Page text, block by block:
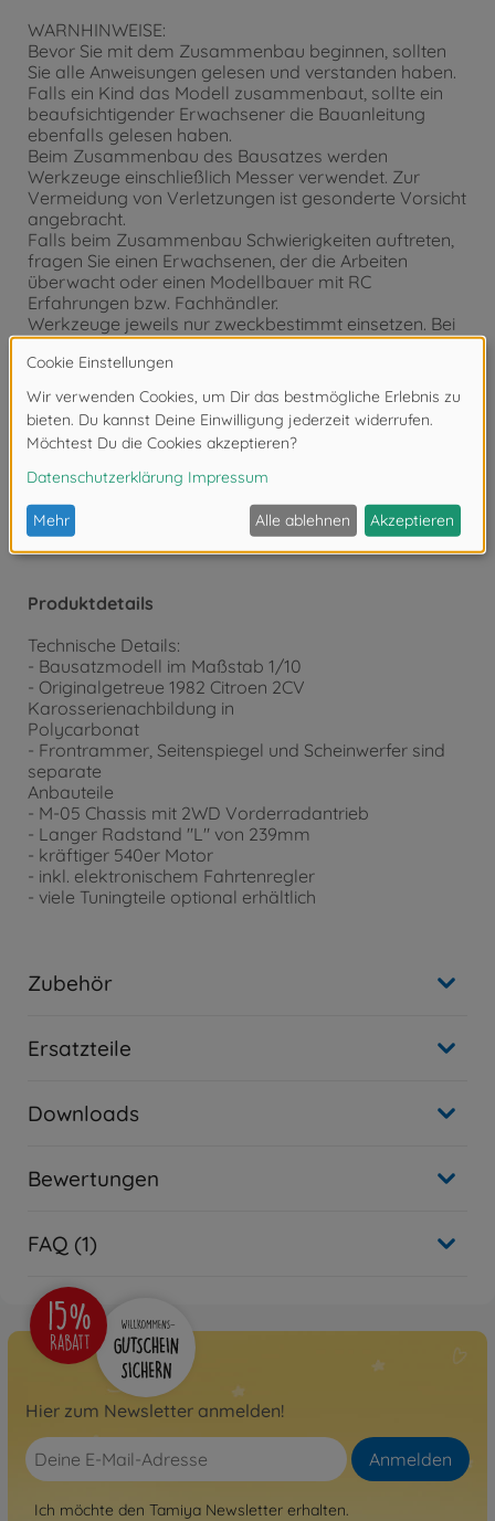
WARNHINWEISE:
Bevor Sie mit dem Zusammenbau beginnen, sollten
Sie alle Anweisungen gelesen und verstanden haben.
Falls ein Kind das Modell zusammenbaut, sollte ein
beaufsichtigender Erwachsener die Bauanleitung
ebenfalls gelesen haben.
Beim Zusammenbau des Bausatzes werden
Werkzeuge einschließlich Messer verwendet. Zur
Vermeidung von Verletzungen ist gesonderte Vorsicht
angebracht.
Falls beim Zusammenbau Schwierigkeiten auftreten,
fragen Sie einen Erwachsenen, der die Arbeiten
überwacht oder einen Modellbauer mit RC
Erfahrungen bzw. Fachhändler.
Werkzeuge jeweils nur zweckbestimmt einsetzen. Bei
fehlerhafter Anwendung besteht Verletzungsgefahr.
Wenn Sie Farben und/oder Kleber verwenden (nicht
im Bausatz enthalten), beachten und befolgen Sie die
dort beiliegenden Anweisungen.
Bausatz von kleinen Kindern fernhalten. Verhüten Sie,
dass Kinder irgendwelche Bauteile in den Mund
nehmen oder Plastiktüten über den Kopf ziehen.
Produktdetails
Technische Details:
- Bausatzmodell im Maßstab 1/10
- Originalgetreue 1982 Citroen 2CV
Karosserienachbildung in
Polycarbonat
- Frontrammer, Seitenspiegel und Scheinwerfer sind
separate
Anbauteile
- M-05 Chassis mit 2WD Vorderradantrieb
- Langer Radstand "L" von 239mm
- kräftiger 540er Motor
- inkl. elektronischem Fahrtenregler
- viele Tuningteile optional erhältlich
Zubehör
Ersatzteile
Downloads
Bewertungen
FAQ (1)
Hier zum Newsletter anmelden!
Anmelden
Ich möchte den Tamiya Newsletter erhalten.